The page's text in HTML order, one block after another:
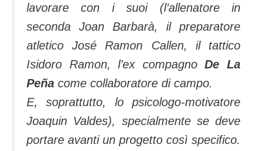
lavorare con i suoi (l’allenatore in
seconda Joan Barbarà, il preparatore
atletico José Ramon Callen, il tattico
Isidoro Ramon, l’ex compagnoDe La
Peña come collaboratore di campo.
E, soprattutto, lo psicologo-motivatore
Joaquin Valdes), specialmente se deve
portare avanti un progetto così specifico.